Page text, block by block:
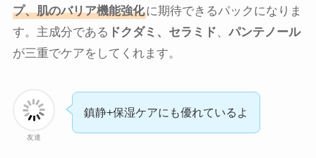
プ、肌のバリア機能強化に期待できるパックになりま
す。主成分である ドクダミ、セラミド、 パンテノール
が三重でケアをしてくれます。
友達
鎮静+保湿ケアにも優れているよ